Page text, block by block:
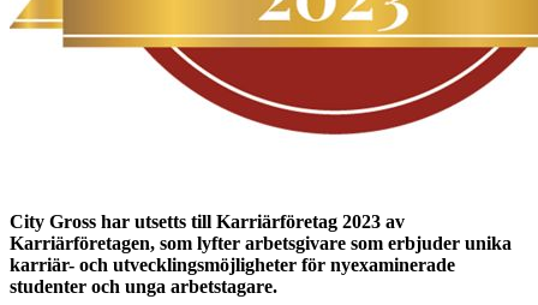
City Gross har utsetts till Karriärföretag 2023 av
Karriärföretagen, som lyfter arbetsgivare som erbjuder unika
karriär- och utvecklingsmöjligheter för nyexaminerade
studenter och unga arbetstagare.